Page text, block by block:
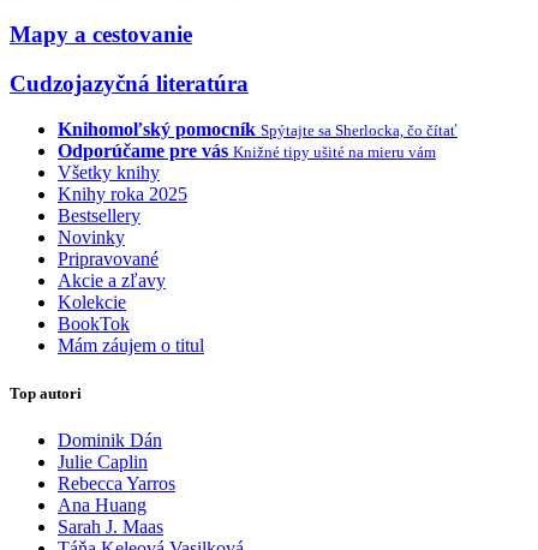
Mapy a cestovanie
Cudzojazyčná literatúra
Knihomoľský pomocník Spýtajte sa Sherlocka, čo čítať
Odporúčame pre vás Knižné tipy ušité na mieru vám
Všetky knihy
Knihy roka 2025
Bestsellery
Novinky
Pripravované
Akcie a zľavy
Kolekcie
BookTok
Mám záujem o titul
Top autori
Dominik Dán
Julie Caplin
Rebecca Yarros
Ana Huang
Sarah J. Maas